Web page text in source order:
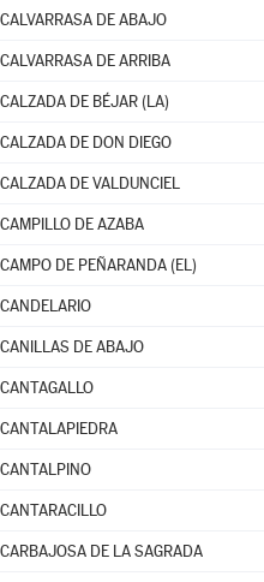
CALVARRASA DE ABAJO
CALVARRASA DE ARRIBA
CALZADA DE BÉJAR (LA)
CALZADA DE DON DIEGO
CALZADA DE VALDUNCIEL
CAMPILLO DE AZABA
CAMPO DE PEÑARANDA (EL)
CANDELARIO
CANILLAS DE ABAJO
CANTAGALLO
CANTALAPIEDRA
CANTALPINO
CANTARACILLO
CARBAJOSA DE LA SAGRADA